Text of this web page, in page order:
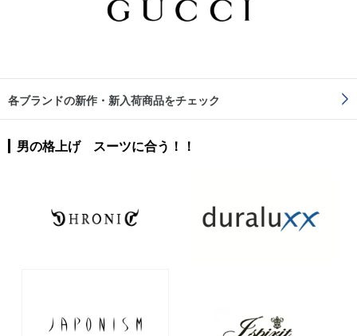
各ブランドの新作・新入荷商品をチェック
男の格上げ スーツに合う！！